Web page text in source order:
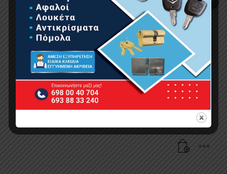
BORMANN BPP078 Μποτάκι Εργασίας O1 Arizona
Νο45
19.00€